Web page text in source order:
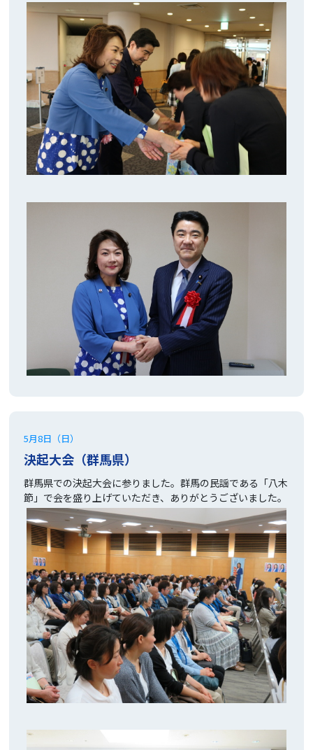
5月8日（日）
決起大会（群馬県）
群馬県での決起大会に参りました。群馬の民謡である「八木
節」で会を盛り上げていただき、ありがとうございました。